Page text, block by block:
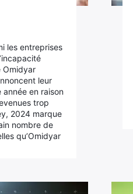
les entreprises
Omidyar
leur
en raison
trop
2024 marque
nombre de
qu’Omidyar